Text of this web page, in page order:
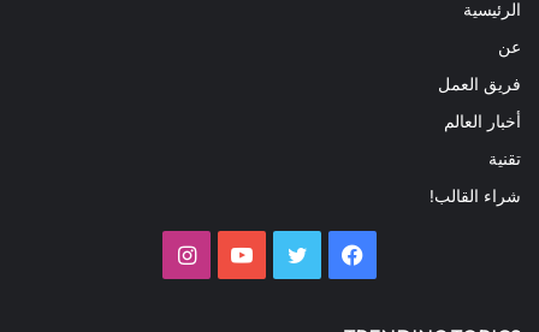
الرئيسية
عن
فريق العمل
أخبار العالم
تقنية
شراء القالب!
فيسبوك تويتر يوتيوب